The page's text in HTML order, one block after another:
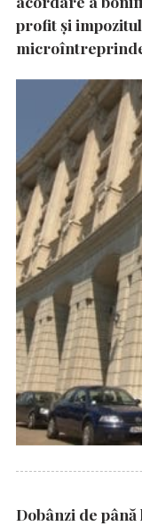
profit și
Dobânzi de până